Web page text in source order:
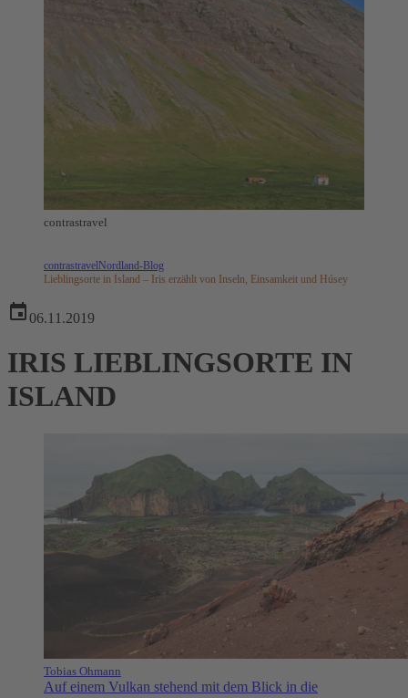
contrastravel
contrastravelNordland-Blog
Lieblingsorte in Island – Iris erzählt von Inseln, Einsamkeit und Húsey
06.11.2019
IRIS LIEBLINGSORTE IN
ISLAND
Tobias Ohmann
Auf einem Vulkan stehend mit dem Blick in die